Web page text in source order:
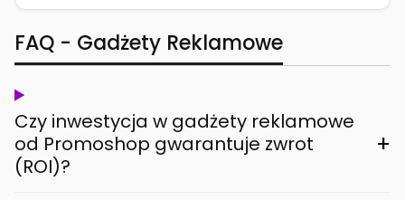
FAQ - Gadżety Reklamowe
Czy inwestycja w gadżety reklamowe
od Promoshop gwarantuje zwrot
(ROI)?
+